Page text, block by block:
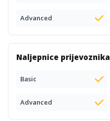
Advanced
Naljepnice prijevoznika
Basic
Advanced